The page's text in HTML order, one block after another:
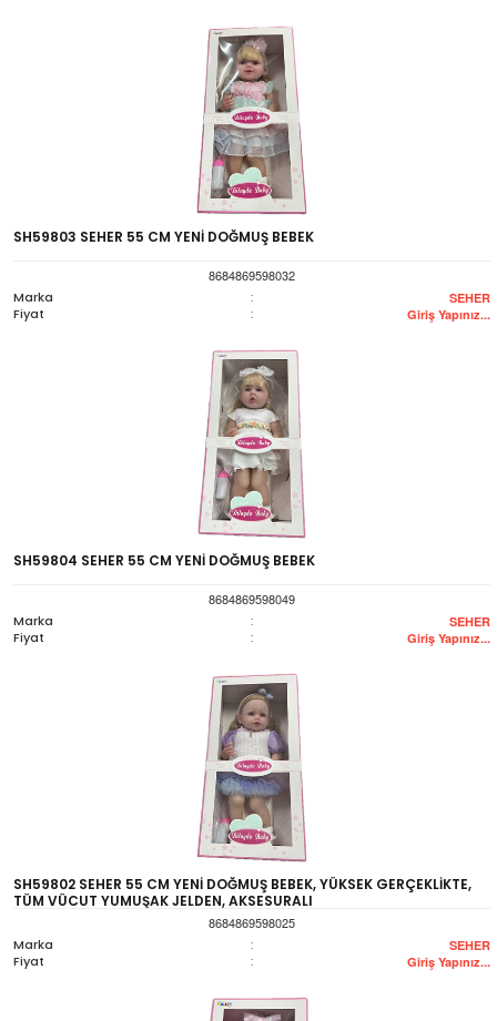
SH59803 SEHER 55 CM YENİ DOĞMUŞ BEBEK
8684869598032
Marka
: SEHER
Fiyat : Giriş Yapınız...
SH59804 SEHER 55 CM YENİ DOĞMUŞ BEBEK
8684869598049
Marka
: SEHER
Fiyat : Giriş Yapınız...
SH59802 SEHER 55 CM YENİ DOĞMUŞ BEBEK, YÜKSEK GERÇEKLİKTE,
TÜM VÜCUT YUMUŞAK JELDEN, AKSESURALI
8684869598025
Marka
: SEHER
Fiyat : Giriş Yapınız...